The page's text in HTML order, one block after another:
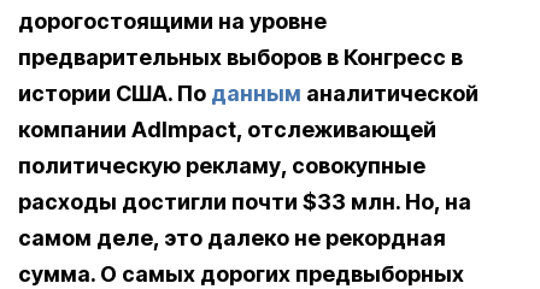
дорогостоящими на уровне
предварительных выборов в Конгресс в
истории США. По данным аналитической
компании AdImpact, отслеживающей
политическую рекламу, совокупные
расходы достигли почти $33 млн. Но, на
самом деле, это далеко не рекордная
сумма. О самых дорогих предвыборных